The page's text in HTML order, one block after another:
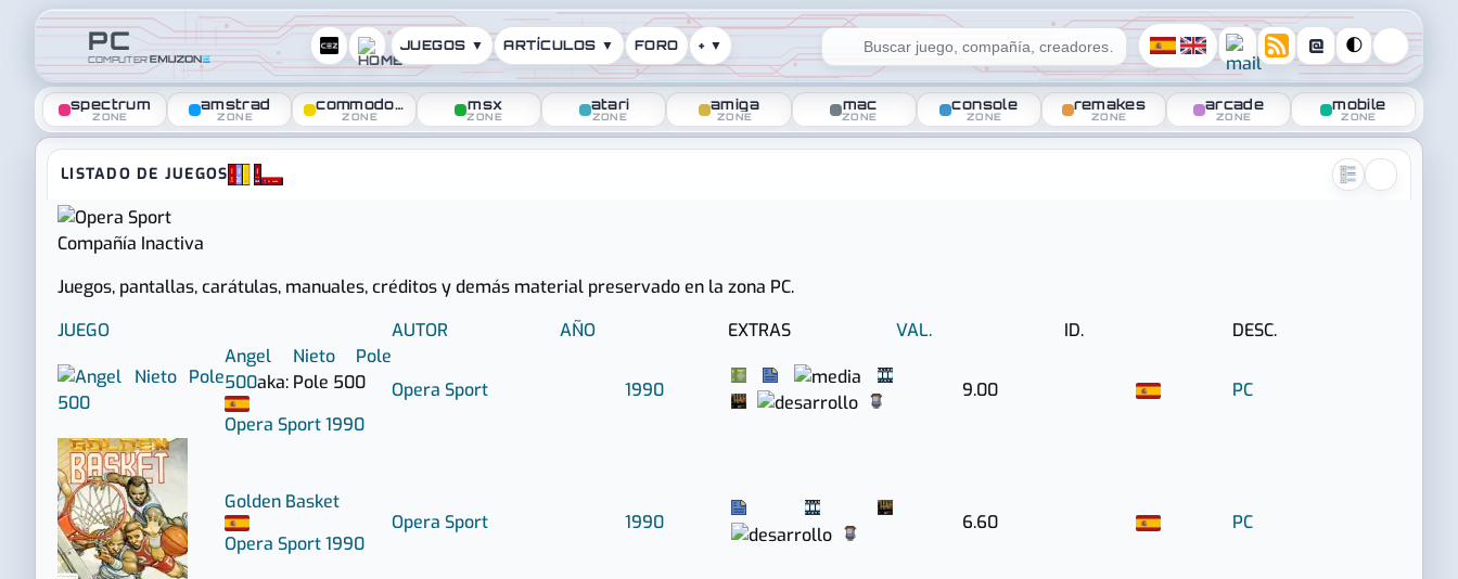
PC
COMPUTER
@ 🌓
JUEGOS ▼ ARTÍCULOS ▼ FORO + ▼
spectrum
ZONE
amstrad
ZONE
commodore
ZONE
msx
ZONE
atari
ZONE
amiga
ZONE
mac
ZONE
console
ZONE
remakes
ZONE
arcade
ZONE
mobile
ZONE
PC Zone :: Juegos de Opera Sport
LISTADO DE JUEGOS
Compañía Inactiva
Juegos, pantallas, carátulas, manuales, créditos y demás material preservado en la zona PC.
JUEGO
AUTOR AÑO EXTRAS VAL. ID.
DESC.
Angel Nieto Pole
500aka: Pole 500
Opera Sport1990
Opera Sport 1990 9.00 PC
Golden Basket
Opera Sport1990
Opera Sport 1990 6.60 PC